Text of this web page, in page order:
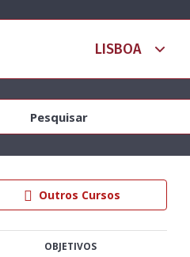
Outros Cursos
OBJETIVOS